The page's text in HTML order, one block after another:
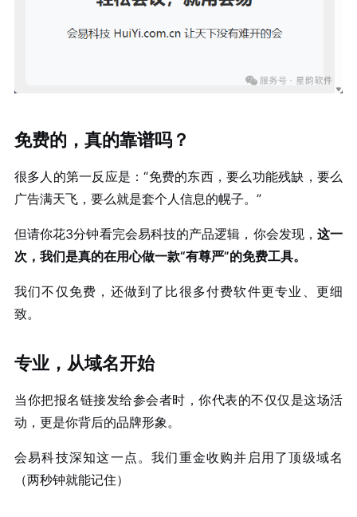
免费的，真的靠谱吗？
很多人的第一反应是：“免费的东西，要么功能残缺，要么
广告满天飞，要么就是套个人信息的幌子。”
但请你花3分钟看完会易科技的产品逻辑，你会发现， 这一
次，我们是真的在用心做一款“有尊严”的免费工具。
我们不仅免费，还做到了比很多付费软件更专业、更细
致。
专业，从域名开始
当你把报名链接发给参会者时，你代表的不仅仅是这场活
动，更是你背后的品牌形象。
会易科技深知这一点。我们重金收购并启用了顶级域名
（两秒钟就能记住）